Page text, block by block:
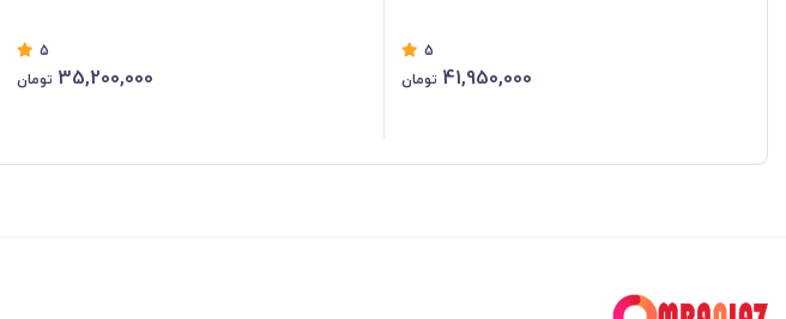
5
41,950,000 تومان
5
35,200,000 تومان